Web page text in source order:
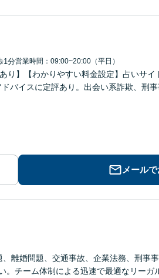
1分営業時間：09:00~20:00（平日）
り】【わかりやすい料金設定】占いサ
バイスに定評あり。出会い系詐欺、刑
メール
離婚問題、交通事故、企業法務、刑事
。チーム体制による迅速で最適なリーガ